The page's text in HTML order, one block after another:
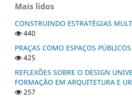
Mais lidos
CONSTRUINDO ESTRATÉGIAS
440
PRAÇAS COMO ESPAÇOS
425
REFLEXÕES SOBRE O DESIGN
FORMAÇÃO EM ARQUITETURA E
257